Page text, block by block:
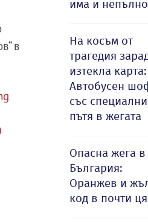
в
има и
На косъм от
трагедия
изтекла карта:
Автобусен
със
пътя в жегата
Опасна жега в
България:
Оранжев и
код в почти